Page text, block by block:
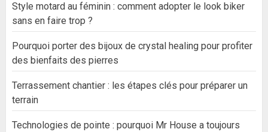
Style motard au féminin : comment adopter le look biker
sans en faire trop ?
Pourquoi porter des bijoux de crystal healing pour profiter
des bienfaits des pierres
Terrassement chantier : les étapes clés pour préparer un
terrain
Technologies de pointe : pourquoi Mr House a toujours